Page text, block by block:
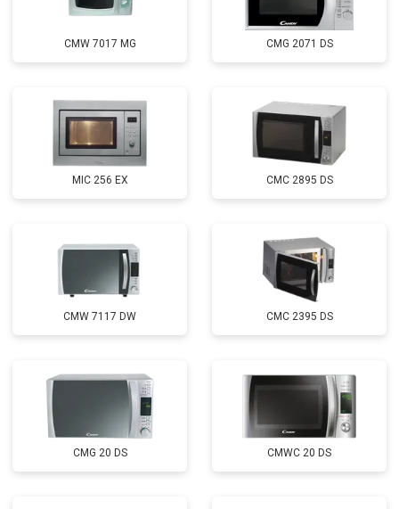
CMW 7017 MG CMG 2071 DS
MIC 256 EX CMC 2895 DS
CMW 7117 DW CMC 2395 DS
CMG 20 DS CMWC 20 DS